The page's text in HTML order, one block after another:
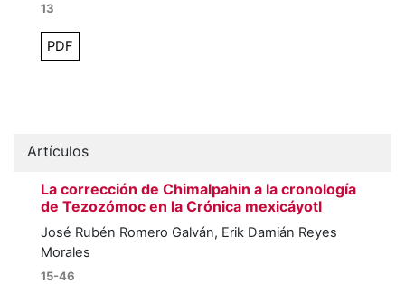
13
PDF
Artículos
La corrección de Chimalpahin a la cronología
de Tezozómoc en la Crónica mexicáyotl
José Rubén Romero Galván, Erik Damián Reyes
Morales
15-46